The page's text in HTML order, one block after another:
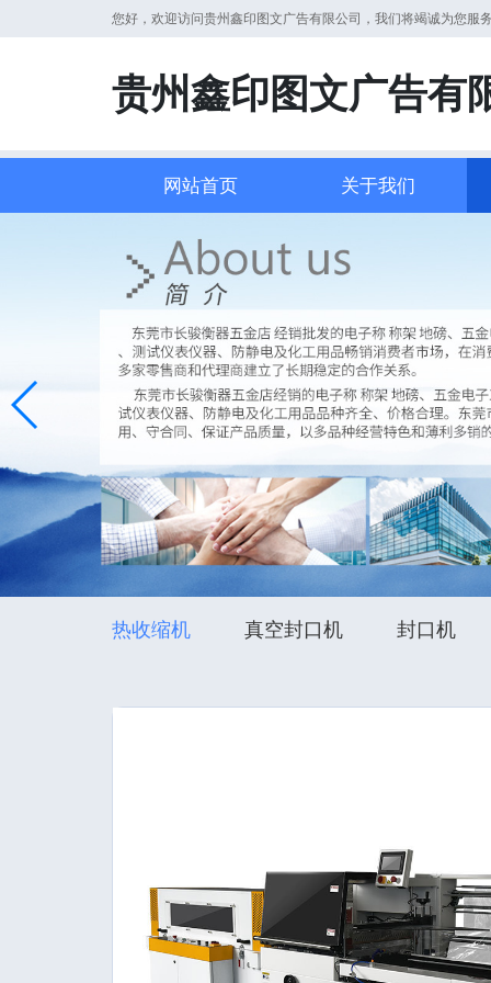
您好，欢迎访问贵州鑫印图文广告有限公司，我们将竭诚为您服
贵州鑫印图文广告有
网站首页 关于我们
热收缩机 真空封口机 封口机